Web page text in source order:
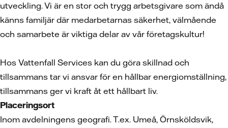
utveckling. Vi är en stor och trygg arbetsgivare som ändå
känns familjär där medarbetarnas säkerhet, välmående
och samarbete är viktiga delar av vår företagskultur!
Hos Vattenfall Services kan du göra skillnad och
tillsammans tar vi ansvar för en hållbar energiomställning,
tillsammans ger vi kraft åt ett hållbart liv.
Placeringsort
Inom avdelningens geografi. T.ex. Umeå, Örnsköldsvik,